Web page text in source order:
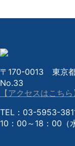
〒170-0013 東京
No.33
【アクセスはこちら
TEL：03-5953-
10：00～18：00（